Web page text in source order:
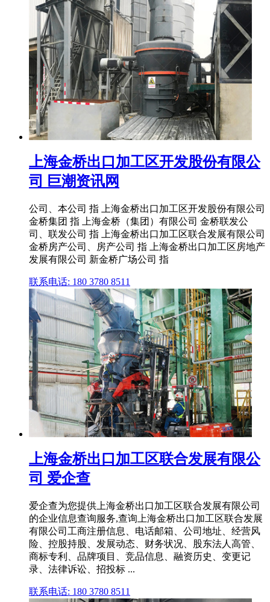
上海金桥出口加工区开发股份有限公
司 巨潮资讯网
公司、本公司 指 上海金桥出口加工区开发股份有限公司
金桥集团 指 上海金桥（集团）有限公司 金桥联发公
司、联发公司 指 上海金桥出口加工区联合发展有限公司
金桥房产公司、房产公司 指 上海金桥出口加工区房地产
发展有限公司 新金桥广场公司 指
联系电话: 180 3780 8511
上海金桥出口加工区联合发展有限公
司 爱企查
爱企查为您提供上海金桥出口加工区联合发展有限公司
的企业信息查询服务,查询上海金桥出口加工区联合发展
有限公司工商注册信息、电话邮箱、公司地址、经营风
险、控股持股、发展动态、财务状况、股东法人高管、
商标专利、品牌项目、竞品信息、融资历史、变更记
录、法律诉讼、招投标 ...
联系电话: 180 3780 8511